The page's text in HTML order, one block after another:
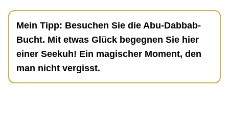
Mein Tipp: Besuchen Sie die Abu-Dabbab-
Bucht. Mit etwas Glück begegnen Sie hier
einer Seekuh! Ein magischer Moment, den
man nicht vergisst.